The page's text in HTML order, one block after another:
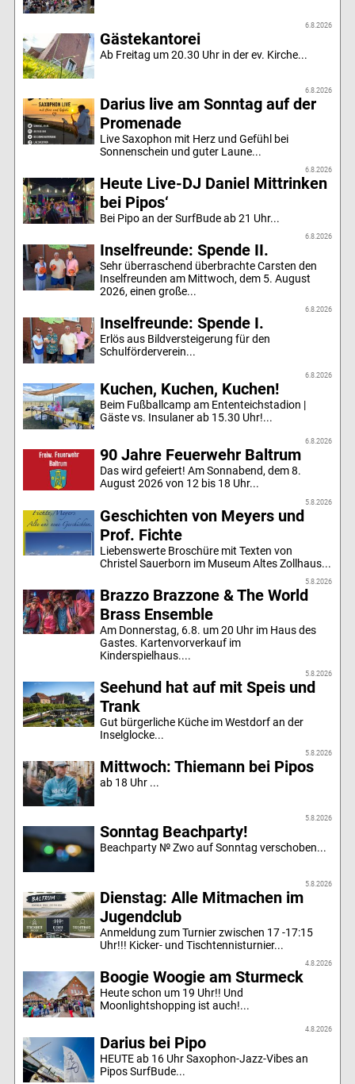
6.8.2026
Gästekantorei
Ab Freitag um 20.30 Uhr in der ev. Kirche...
6.8.2026
Darius live am Sonntag auf der
Promenade
Live Saxophon mit Herz und Gefühl bei
Sonnenschein und guter Laune...
6.8.2026
Heute Live-DJ Daniel Mittrinken
bei Pipos‘
Bei Pipo an der SurfBude ab 21 Uhr...
6.8.2026
Inselfreunde: Spende II.
Sehr überraschend überbrachte Carsten den
Inselfreunden am Mittwoch, dem 5. August
2026, einen große...
6.8.2026
Inselfreunde: Spende I.
Erlös aus Bildversteigerung für den
Schulförderverein...
6.8.2026
Kuchen, Kuchen, Kuchen!
Beim Fußballcamp am Ententeichstadion |
Gäste vs. Insulaner ab 15.30 Uhr!...
6.8.2026
90 Jahre Feuerwehr Baltrum
Das wird gefeiert! Am Sonnabend, dem 8.
August 2026 von 12 bis 18 Uhr...
5.8.2026
Geschichten von Meyers und
Prof. Fichte
Liebenswerte Broschüre mit Texten von
Christel Sauerborn im Museum Altes Zollhaus...
5.8.2026
Brazzo Brazzone & The World
Brass Ensemble
Am Donnerstag, 6.8. um 20 Uhr im Haus des
Gastes. Kartenvorverkauf im
Kinderspielhaus....
5.8.2026
Seehund hat auf mit Speis und
Trank
Gut bürgerliche Küche im Westdorf an der
Inselglocke...
5.8.2026
Mittwoch: Thiemann bei Pipos
ab 18 Uhr ...
5.8.2026
Sonntag Beachparty!
Beachparty № Zwo auf Sonntag verschoben...
5.8.2026
Dienstag: Alle Mitmachen im
Jugendclub
Anmeldung zum Turnier zwischen 17 -17:15
Uhr!!! Kicker- und Tischtennisturnier...
4.8.2026
Boogie Woogie am Sturmeck
Heute schon um 19 Uhr!! Und
Moonlightshopping ist auch!...
4.8.2026
Darius bei Pipo
HEUTE ab 16 Uhr Saxophon-Jazz-Vibes an
Pipos SurfBude...